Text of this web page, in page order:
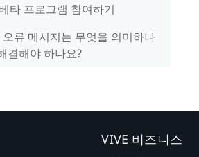
타 프로그램 참여하기
류 메시지는 무엇을 의미하나
결해야 하나요?
VIVE 비즈니스